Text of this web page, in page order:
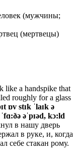
(мужчины;
(мертвецы)
like a handspike that
roughly for a glass
ɒv stɪk ˈlaɪk ə
əˈpɪəd, kɔ:ld
в нашу дверь
в руке, и, когда
себе стакан рому.